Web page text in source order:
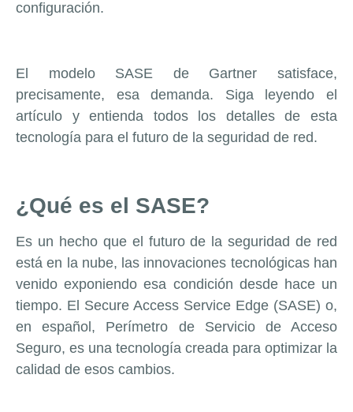
configuración.
El modelo SASE de Gartner satisface,
precisamente, esa demanda. Siga leyendo el
artículo y entienda todos los detalles de esta
tecnología para el futuro de la seguridad de red.
¿Qué es el SASE?
Es un hecho que el futuro de la seguridad de red
está en la nube, las innovaciones tecnológicas han
venido exponiendo esa condición desde hace un
tiempo. El Secure Access Service Edge (SASE) o,
en español, Perímetro de Servicio de Acceso
Seguro, es una tecnología creada para optimizar la
calidad de esos cambios.